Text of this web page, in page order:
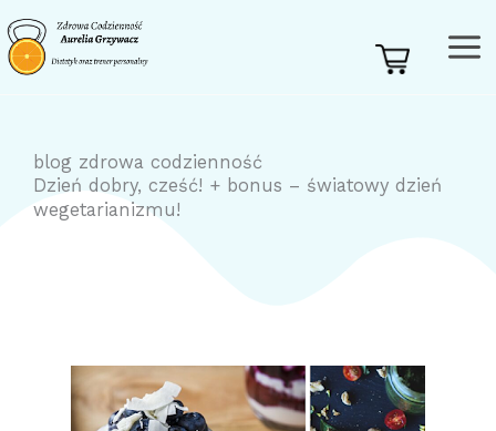
Przejdź
do
treści
blog zdrowa codzienność
Dzień dobry, cześć! + bonus – światowy dzień
wegetarianizmu!